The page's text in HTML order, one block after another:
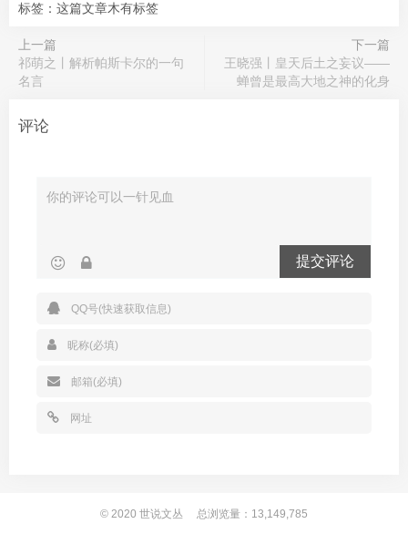
标签：这篇文章木有标签
上一篇
祁萌之丨解析帕斯卡尔的一句
名言
下一篇
王晓强丨皇天后土之妄议——
蝉曾是最高大地之神的化身
评论
提交评论
© 2020 世说文丛 总浏览量：13,149,785